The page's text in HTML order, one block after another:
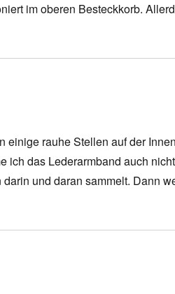
im oberen Besteckkorb.
einige rauhe Stellen auf der
ich das Lederarmband auch
und daran sammelt. Dann